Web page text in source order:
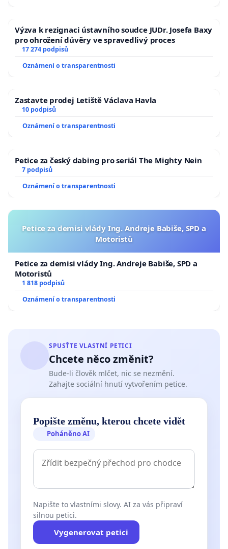
Výzva k rezignaci ústavního soudce JUDr. Josefa Baxy
pro ohrožení důvěry ve spravedlivý proces
17 274 podpisů
Oznámení o transparentnosti
Zastavte prodej Letiště Václava Havla
10 podpisů
Oznámení o transparentnosti
Petice za český dabing pro seriál The Mighty Nein
7 podpisů
Oznámení o transparentnosti
Petice za demisi vlády Ing. Andreje Babiše, SPD a
Motoristů
Petice za demisi vlády Ing. Andreje Babiše, SPD a
Motoristů
1 818 podpisů
Oznámení o transparentnosti
SPUSŤTE VLASTNÍ PETICI
Chcete něco změnit?
Bude-li člověk mlčet, nic se nezmění.
Zahajte sociální hnutí vytvořením petice.
Popište změnu, kterou chcete vidět
Poháněno AI
Napište to vlastními slovy. AI za vás připraví
silnou petici.
Vygenerovat petici